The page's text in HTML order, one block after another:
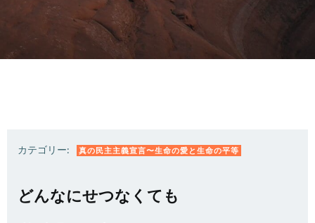
カテゴリー: 真の民主主義宣言〜生命の愛と生命の平等
どんなにせつなくても